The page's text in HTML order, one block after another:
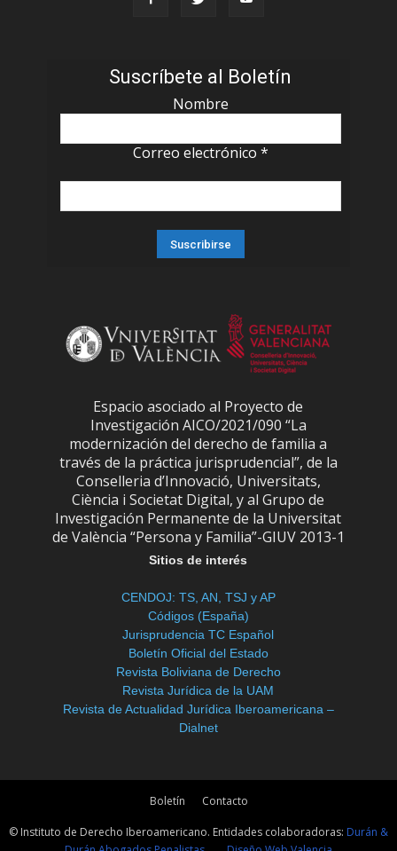
Suscríbete al Boletín
Nombre
Correo electrónico *
Espacio asociado al Proyecto de
Investigación AICO/2021/090 “La
modernización del derecho de familia a
través de la práctica jurisprudencial”, de la
Conselleria d’Innovació, Universitats,
Ciència i Societat Digital, y al Grupo de
Investigación Permanente de la Universitat
de València “Persona y Familia”-GIUV 2013-1
Sitios de interés
CENDOJ: TS, AN, TSJ y AP
Códigos (España)
Jurisprudencia TC Español
Boletín Oficial del Estado
Revista Boliviana de Derecho
Revista Jurídica de la UAM
Revista de Actualidad Jurídica Iberoamericana –
Dialnet
Boletín Contacto
© Instituto de Derecho Iberoamericano. Entidades colaboradoras: Durán &